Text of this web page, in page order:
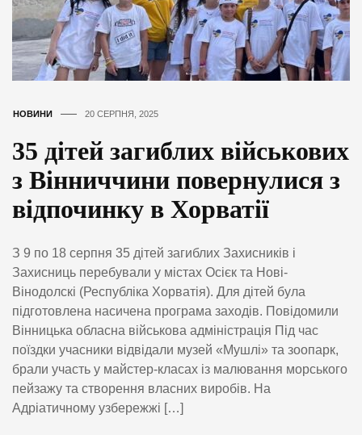
НОВИНИ 20 СЕРПНЯ, 2025
35 дітей загиблих військових
з Вінниччини повернулися з
відпочинку в Хорватії
З 9 по 18 серпня 35 дітей загиблих Захисників і
Захисниць перебували у містах Осієк та Нові-
Вінодолскі (Республіка Хорватія). Для дітей була
підготовлена насичена програма заходів. Повідомили
Вінницька обласна військова адміністрація Під час
поїздки учасники відвідали музей «Мушлі» та зоопарк,
брали участь у майстер-класах із малювання морського
пейзажу та створення власних виробів. На
Адріатичному узбережжі […]